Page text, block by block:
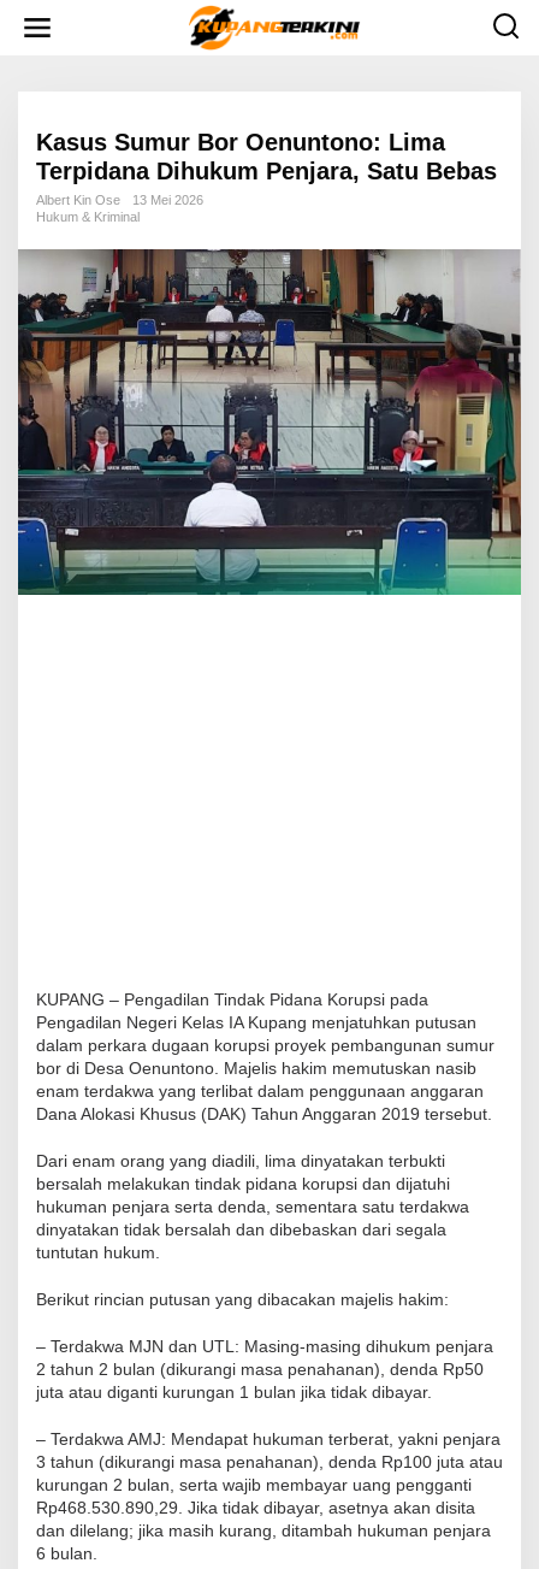
Kasus Sumur Bor Oenuntono: Lima
Terpidana Dihukum Penjara, Satu Bebas
Albert Kin Ose
13 Mei 2026
Hukum & Kriminal
KUPANG – Pengadilan Tindak Pidana Korupsi pada
Pengadilan Negeri Kelas IA Kupang menjatuhkan putusan
dalam perkara dugaan korupsi proyek pembangunan sumur
bor di Desa Oenuntono. Majelis hakim memutuskan nasib
enam terdakwa yang terlibat dalam penggunaan anggaran
Dana Alokasi Khusus (DAK) Tahun Anggaran 2019 tersebut.
Dari enam orang yang diadili, lima dinyatakan terbukti
bersalah melakukan tindak pidana korupsi dan dijatuhi
hukuman penjara serta denda, sementara satu terdakwa
dinyatakan tidak bersalah dan dibebaskan dari segala
tuntutan hukum.
Berikut rincian putusan yang dibacakan majelis hakim:
– Terdakwa MJN dan UTL: Masing-masing dihukum penjara
2 tahun 2 bulan (dikurangi masa penahanan), denda Rp50
juta atau diganti kurungan 1 bulan jika tidak dibayar.
– Terdakwa AMJ: Mendapat hukuman terberat, yakni penjara
3 tahun (dikurangi masa penahanan), denda Rp100 juta atau
kurungan 2 bulan, serta wajib membayar uang pengganti
Rp468.530.890,29. Jika tidak dibayar, asetnya akan disita
dan dilelang; jika masih kurang, ditambah hukuman penjara
6 bulan.